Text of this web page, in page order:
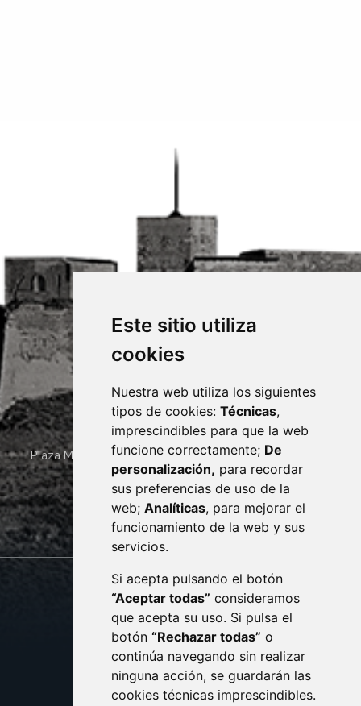
Este sitio utiliza
cookies
Nuestra web utiliza los siguientes
tipos de cookies: Técnicas,
imprescindibles para que la web
funcione correctamente; De
personalización, para recordar
sus preferencias de uso de la
web; Analíticas, para mejorar el
funcionamiento de la web y sus
servicios.
Si acepta pulsando el botón
“Aceptar todas” consideramos
que acepta su uso. Si pulsa el
botón “Rechazar todas” o
continúa navegando sin realizar
ninguna acción, se guardarán las
cookies técnicas imprescindibles.
Plaza Mayor 4 22400 MONZÓN - ARAGÓN (ESPAÑA)
· (34) 974 400 700 ·
sac@monzon.es
monzon.es
CONTACTO
AVISO LEGAL
PROTECCIÓN DE DATOS
POLÍTICA DE COOKIES
ACCESIBILIDAD
ENLACE EXTERNO AL